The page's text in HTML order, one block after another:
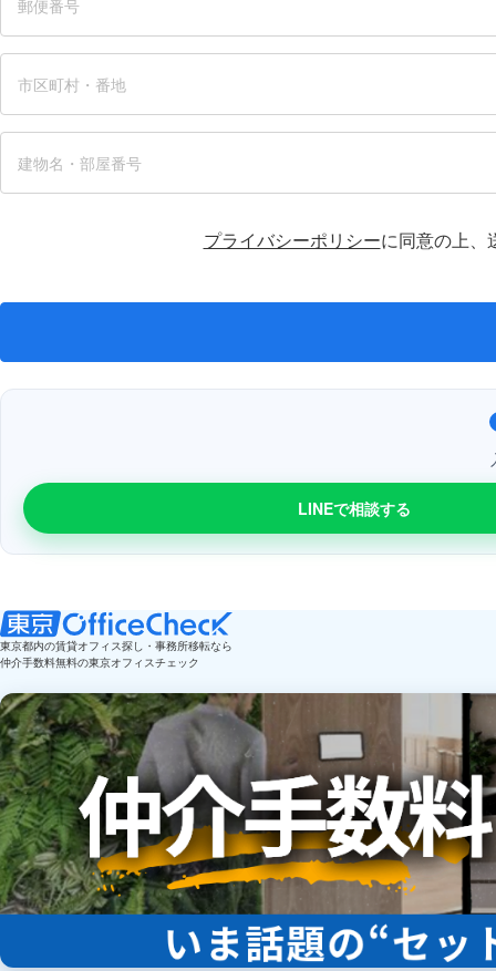
プライバシーポリシーに同意の上、
LINEで相談する
東京都内の賃貸オフィス探し・事務所移転なら
仲介手数料無料の東京オフィスチェック